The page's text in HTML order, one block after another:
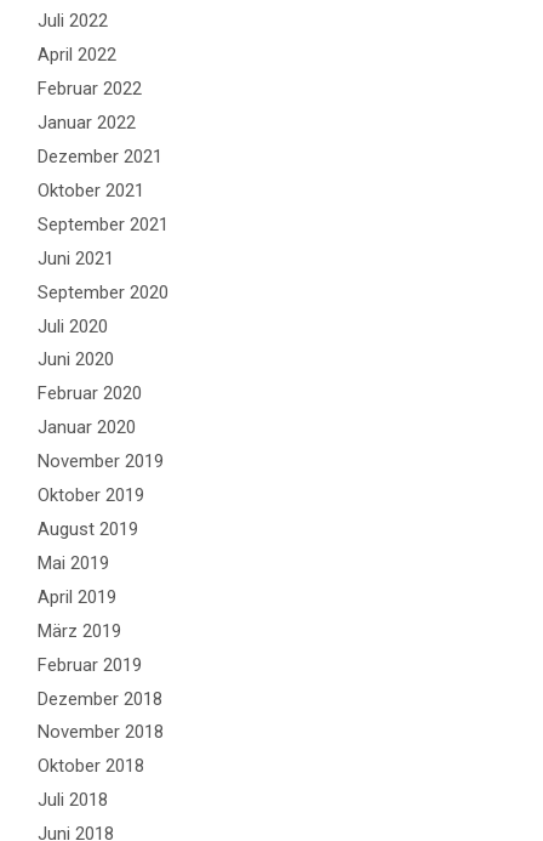
Juli 2022
April 2022
Februar 2022
Januar 2022
Dezember 2021
Oktober 2021
September 2021
Juni 2021
September 2020
Juli 2020
Juni 2020
Februar 2020
Januar 2020
November 2019
Oktober 2019
August 2019
Mai 2019
April 2019
März 2019
Februar 2019
Dezember 2018
November 2018
Oktober 2018
Juli 2018
Juni 2018